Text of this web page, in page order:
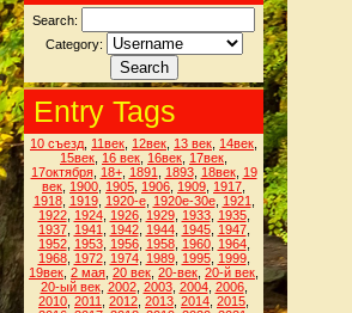
Search:
Category:
Entry Tags
10 съезд 11век 12век 13 век 14век
15век 16 век 16век 17век
17октября, 18+, 1891 1893, 18век, 19
век 1900 1905 1906 1909 1917
1918, 1919, 1920-е, 1920е-30е, 1921
1922, 1924, 1926, 1929, 1933, 1935,
1937, 1941 1942, 1944, 1945, 1947,
1952, 1953, 1956, 1958, 1960, 1964,
1968, 1972, 1974, 1989, 1995, 1999,
19век 2 мая 20 век 20-век 20-й век
20-ый век, 2002, 2003, 2004, 2006,
2010 2011 2012 2013 2014 2015